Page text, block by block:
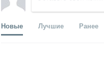
Новые Лучшие Ранее